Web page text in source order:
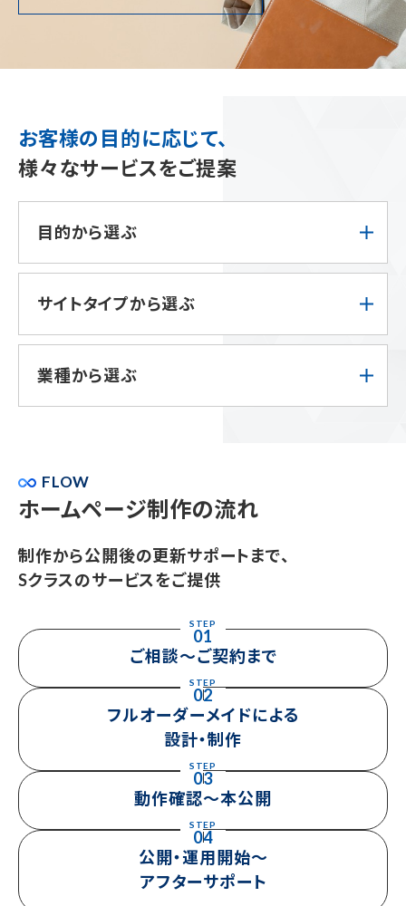
お客様の目的に応じて、
様々なサービスをご提案
目的から選ぶ
サイトタイプから選ぶ
業種から選ぶ
FLOW
ホームページ制作の流れ
制作から公開後の更新サポートまで、
Sクラスのサービスをご提供
STEP
01
ご相談～ご契約まで
STEP
02
フルオーダーメイドによる
設計・制作
STEP
03
動作確認～本公開
STEP
04
公開・運用開始～
アフターサポート